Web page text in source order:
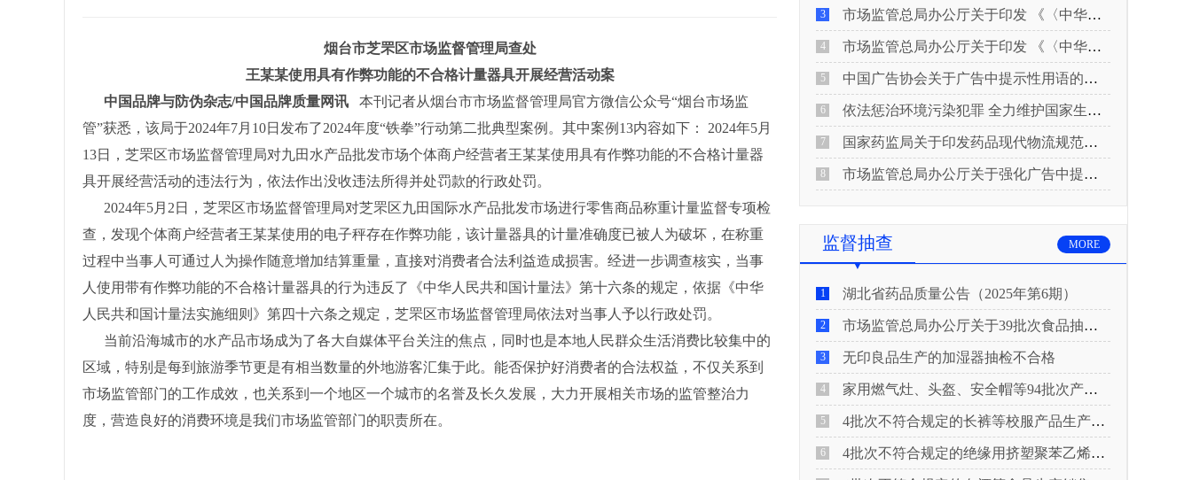
烟台市芝罘区市场监督管理局查处
王某某使用具有作弊功能的不合格计量器具开展经营活动案
中国品牌与防伪杂志/中国品牌质量网讯
本刊记者从烟台市市场监督管理局官方微信公众号“烟台市场监
管”获悉，该局于2024年7月10日发布了2024年度“铁拳”行动第二批典型案例。其中案例13内容如下： 2024年5月
13日，芝罘区市场监督管理局对九田水产品批发市场个体商户经营者王某某使用具有作弊功能的不合格计量器
具开展经营活动的违法行为，依法作出没收违法所得并处罚款的行政处罚。
2024年5月2日，芝罘区市场监督管理局对芝罘区九田国际水产品批发市场进行零售商品称重计量监督专项检
查，发现个体商户经营者王某某使用的电子秤存在作弊功能，该计量器具的计量准确度已被人为破坏，在称重
过程中当事人可通过人为操作随意增加结算重量，直接对消费者合法利益造成损害。经进一步调查核实，当事
人使用带有作弊功能的不合格计量器具的行为违反了《中华人民共和国计量法》第十六条的规定，依据《中华
人民共和国计量法实施细则》第四十六条之规定，芝罘区市场监督管理局依法对当事人予以行政处罚。
当前沿海城市的水产品市场成为了各大自媒体平台关注的焦点，同时也是本地人民群众生活消费比较集中的
区域，特别是每到旅游季节更是有相当数量的外地游客汇集于此。能否保护好消费者的合法权益，不仅关系到
市场监管部门的工作成效，也关系到一个地区一个城市的名誉及长久发展，大力开展相关市场的监管整治力
度，营造良好的消费环境是我们市场监管部门的职责所在。
3 市场监管总局办公厅关于印发 《〈中华人民共和国广告法〉适用问题 执法指南（二）》的通知
4 市场监管总局办公厅关于印发 《〈中华人民共和国广告法〉适用问题 执法指南（一）》的通知
5 中国广告协会关于广告中提示性用语的合规风险提示
6 依法惩治环境污染犯罪 全力维护国家生态安全 “两高”公布《关于修改〈最高人民法院、最高人民检察院关于办理环境污染刑事案件适用法律若干问题的解释〉的决定》
7 国家药监局关于印发药品现代物流规范化建设指导意见的通知
8 市场监管总局办公厅关于强化广告中提示性用语监管工作的通知
监督抽查 MORE
1 湖北省药品质量公告（2025年第6期）
2 市场监管总局办公厅关于39批次食品抽检不合格情况的通报
3 无印良品生产的加湿器抽检不合格
4 家用燃气灶、头盔、安全帽等94批次产品抽查不合格！
5 4批次不符合规定的长裤等校服产品生产销售企业被济南市市场监管局通报！
6 4批次不符合规定的绝缘用挤塑聚苯乙烯泡沫板（XPS）等产品生产销售企业被广元市市场监督管理局通报！